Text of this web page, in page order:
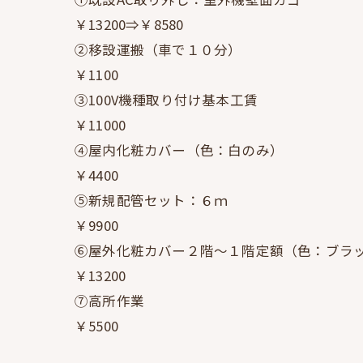
￥13200⇒￥8580
②移設運搬（車で１０分）
￥1100
③100V機種取り付け基本工賃
￥11000
④屋内化粧カバー（色：白のみ）
￥4400
⑤新規配管セット：６ｍ
￥9900
⑥屋外化粧カバー２階～１階定額（色：ブラ
￥13200
⑦高所作業
￥5500